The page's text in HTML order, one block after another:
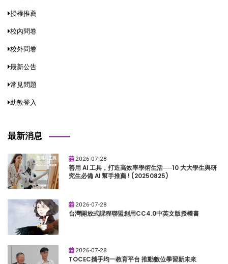
授權推薦
校內問卷
校外問卷
最新公告
常見問題
助教登入
最新消息
2026-07-28
善用 AI 工具，打造高效率學術生活──10 大大學生與研
究生必備 AI 幫手推薦 ! (20250825)
2026-07-28
台灣開放式課程聯盟創用CC4.0中英文版授權書
2026-07-28
TOCEC攜手均一教育平台 推動數位學習新未來